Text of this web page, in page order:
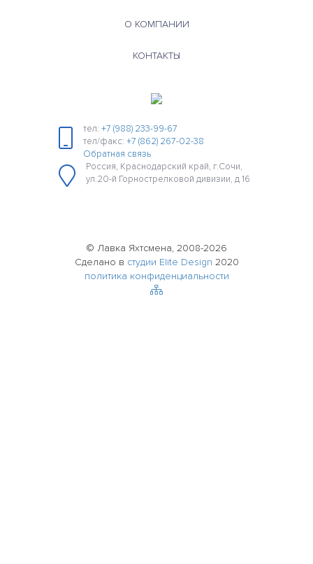
О КОМПАНИИ
КОНТАКТЫ
тел: +7 (988) 233-99-67
тел/факс: +7 (862) 267-02-38
Обратная связь
Россия, Краснодарский край, г.Сочи,
ул.20-й Горнострелковой дивизии, д 16
© Лавка Яхтсмена, 2008-2026
Сделано в студии Elite Design 2020
политика конфиденциальности